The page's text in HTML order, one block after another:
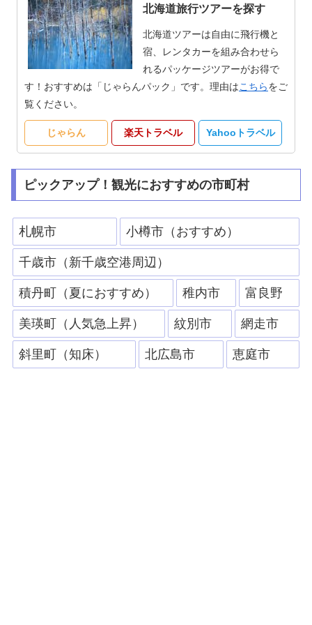
北海道旅行ツアーを探す
北海道ツアーは自由に飛行機と
宿、レンタカーを組み合わせら
れるパッケージツアーがお得で
す！おすすめは「じゃらんパック」です。理由はこちらをご
覧ください。
じゃらん 楽天トラベル Yahooトラベル
ピックアップ！観光におすすめの市町村
札幌市 小樽市（おすすめ）
千歳市（新千歳空港周辺）
積丹町（夏におすすめ） 稚内市 富良野
美瑛町（人気急上昇） 紋別市 網走市
斜里町（知床） 北広島市 恵庭市